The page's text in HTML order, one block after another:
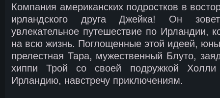
Компания американских подростков в
ирландского друга Джейка! Он
увлекательное путешествие по Ирландии,
на всю жизнь. Поглощенные этой идеей,
прелестная Тара, мужественный Блуто,
хиппи Трой со своей подружкой
Ирландию, навстречу приключениям.